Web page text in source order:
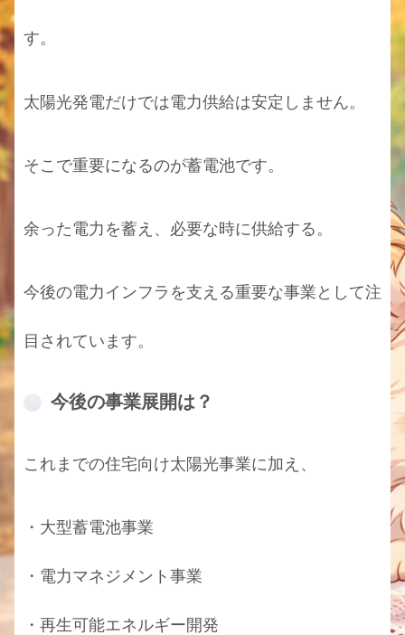
す。
太陽光発電だけでは電力供給は安定しません。
そこで重要になるのが蓄電池です。
余った電力を蓄え、必要な時に供給する。
今後の電力インフラを支える重要な事業として注
目されています。
今後の事業展開は？
これまでの住宅向け太陽光事業に加え、
・大型蓄電池事業
・電力マネジメント事業
・再生可能エネルギー開発